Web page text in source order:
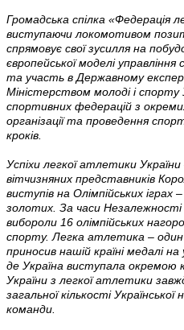
Громадська спілка «Федерація
виступаючи локомотивом
спрямовує свої зусилля на
європейської моделі
та участь в Державному
Міністерством молоді і спорту
спортивних федерацій з
організації та проведення
кроків.
Успіхи легкої атлетики
вітчизняних представників
виступів на Олімпійських
золотих. За часи
вибороли 16 олімпійських
спорту. Легка атлетика – один
приносив нашій країні медалі на
де Україна виступала окремою
України з легкої атлетики
загальної кількості Української
команди.